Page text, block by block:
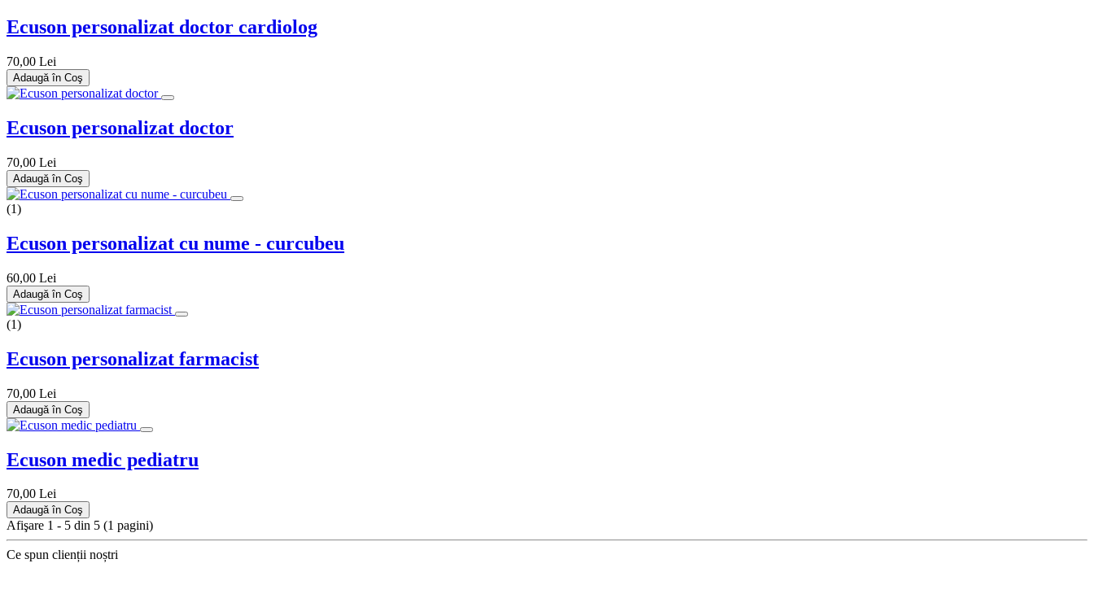
Ecuson personalizat doctor cardiolog
70,00 Lei
Adaugă în Coş
Ecuson personalizat doctor
70,00 Lei
Adaugă în Coş
(1)
Ecuson personalizat cu nume - curcubeu
60,00 Lei
Adaugă în Coş
(1)
Ecuson personalizat farmacist
70,00 Lei
Adaugă în Coş
Ecuson medic pediatru
70,00 Lei
Adaugă în Coş
Afişare 1 - 5 din 5 (1 pagini)
Ce spun clienții noștri